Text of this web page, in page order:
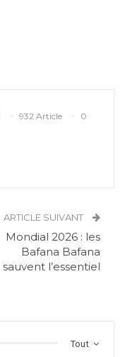
932 Article
0
ARTICLE SUIVANT
Mondial 2026 : les
Bafana Bafana
sauvent l’essentiel
Tout